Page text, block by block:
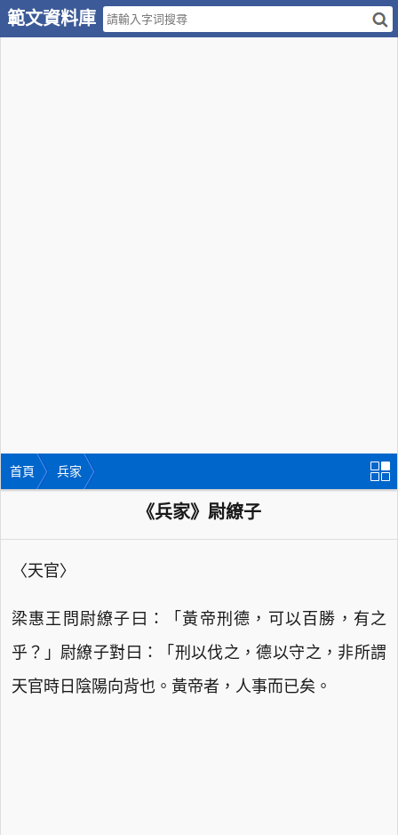
範文資料庫
首頁 兵家
《兵家》尉繚子
〈天官〉
梁惠王問尉繚子曰：「黃帝刑德，可以百勝，有之
乎？」尉繚子對曰：「刑以伐之，德以守之，非所謂
天官時日陰陽向背也。黃帝者，人事而已矣。